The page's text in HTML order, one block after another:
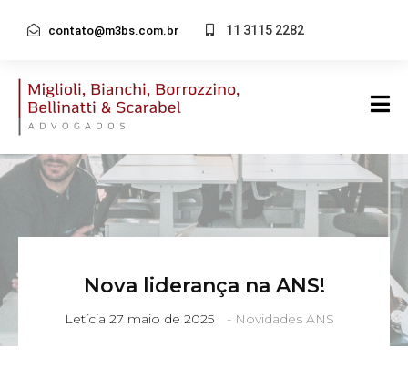
contato@m3bs.com.br 11 3115 2282
Nova liderança na ANS!
Letícia 27 maio de 2025 - Novidades ANS